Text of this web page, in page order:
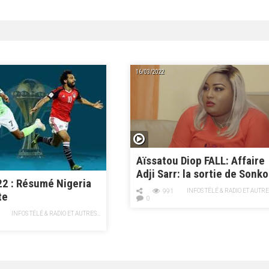
: Résumé Nigeria
INFOS TÉLÉ & RADIO ET AUTRES...
16/03/2022
Aïssatou Diop FALL: Affaire
Adji Sarr: la sortie de Sonko
et ses répercussions
INFOS TÉLÉ & RADIO ET
991
0